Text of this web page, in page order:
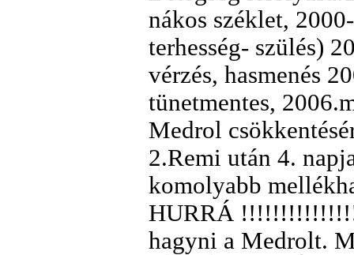
nákos széklet,
terhesség- szülés)
vérzés, hasmenés
tünetmentes,
Medrol
2.Remi után 4.
komolyabb
HURRÁ
hagyni a Medrolt.